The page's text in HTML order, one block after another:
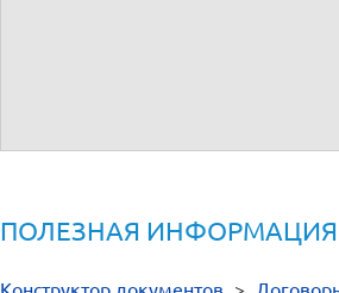
ПОЛЕЗНАЯ ИНФОРМАЦИЯ